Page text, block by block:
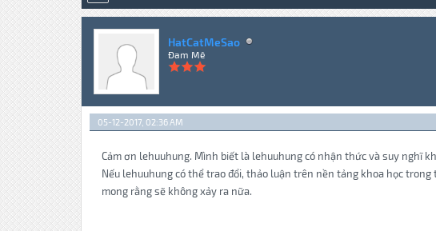
HatCatMeSao
Đam Mê
05-12-2017, 02:36 AM
Cảm ơn lehuuhung. Mình biết là lehuuhung có nhận thức và suy nghĩ
Nếu lehuuhung có thể trao đổi, thảo luận trên nền tảng khoa học
mong rằng sẽ không xảy ra nữa.